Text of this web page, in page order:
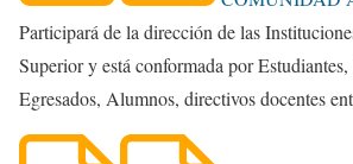
Participará de la dirección de las
Superior y está conformada por
Egresados, Alumnos, directivos docentes